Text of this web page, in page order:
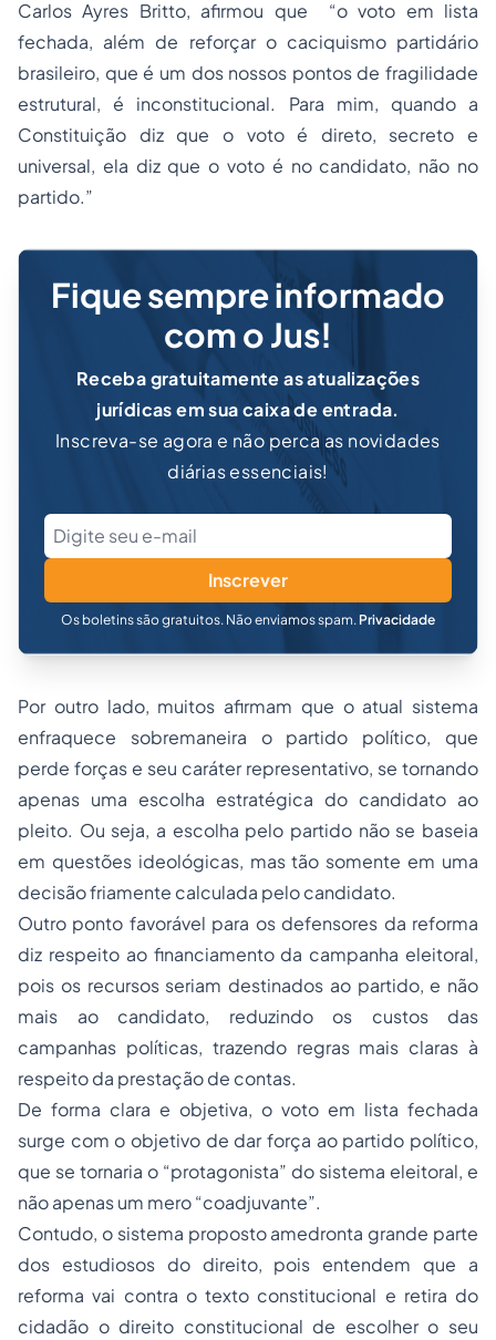
Carlos Ayres Britto, afirmou que “o voto em lista
fechada, além de reforçar o caciquismo partidário
brasileiro, que é um dos nossos pontos de fragilidade
estrutural, é inconstitucional. Para mim, quando a
Constituição diz que o voto é direto, secreto e
universal, ela diz que o voto é no candidato, não no
partido.”
Fique sempre informado
com o Jus!
Receba gratuitamente as atualizações
jurídicas em sua caixa de entrada.
Inscreva-se agora e não perca as novidades
diárias essenciais!
Inscrever
Os boletins são gratuitos. Não enviamos spam. Privacidade
Por outro lado, muitos afirmam que o atual sistema
enfraquece sobremaneira o partido político, que
perde forças e seu caráter representativo, se tornando
apenas uma escolha estratégica do candidato ao
pleito. Ou seja, a escolha pelo partido não se baseia
em questões ideológicas, mas tão somente em uma
decisão friamente calculada pelo candidato.
Outro ponto favorável para os defensores da reforma
diz respeito ao financiamento da campanha eleitoral,
pois os recursos seriam destinados ao partido, e não
mais ao candidato, reduzindo os custos das
campanhas políticas, trazendo regras mais claras à
respeito da prestação de contas.
De forma clara e objetiva, o voto em lista fechada
surge com o objetivo de dar força ao partido político,
que se tornaria o “protagonista” do sistema eleitoral, e
não apenas um mero “coadjuvante”.
Contudo, o sistema proposto amedronta grande parte
dos estudiosos do direito, pois entendem que a
reforma vai contra o texto constitucional e retira do
cidadão o direito constitucional de escolher o seu